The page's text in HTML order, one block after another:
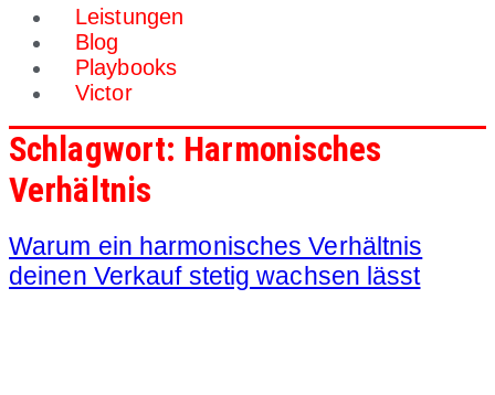
Leistungen
Blog
Playbooks
Victor
Schlagwort: Harmonisches
Verhältnis
Warum ein harmonisches Verhältnis
deinen Verkauf stetig wachsen lässt